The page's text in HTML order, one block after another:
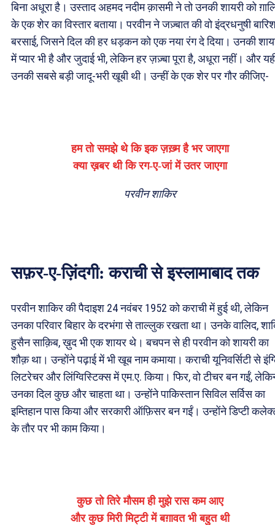
बिना अधूरा है। उस्ताद अहमद नदीम क़ासमी ने तो उनकी शायरी को
के एक शेर का विस्तार बताया। परवीन ने जज़्बात की वो इंद्रधनुषी
बरसाई, जिसने दिल की हर धड़कन को एक नया रंग दे दिया। उनकी
में प्यार भी है और जुदाई भी, लेकिन हर ज़ज़्बा पूरा है, अधूरा नहीं। और
उनकी सबसे बड़ी जादू-भरी खूबी थी। उन्हीं के एक शेर पर गौर कीजिए-
हम तो समझे थे कि इक ज़ख़्म है भर जाएगा
क्या ख़बर थी कि रग-ए-जां में उतर जाएगा
परवीन शाकिर
सफ़र-ए-ज़िंदगी: कराची से इस्लामाबाद तक
परवीन शाकिर की पैदाइश 24 नवंबर 1952 को कराची में हुई थी, लेकिन
उनका परिवार बिहार के दरभंगा से ताल्लुक रखता था। उनके वालिद,
हुसैन साक़िब, ख़ुद भी एक शायर थे। बचपन से ही परवीन को शायरी का
शौक़ था। उन्होंने पढ़ाई में भी खूब नाम कमाया। कराची यूनिवर्सिटी से
लिटरेचर और लिंग्विस्टिक्स में एम.ए. किया। फिर, वो टीचर बन गईं,
उनका दिल कुछ और चाहता था। उन्होंने पाकिस्तान सिविल सर्विस का
इम्तिहान पास किया और सरकारी ऑफ़िसर बन गईं। उन्होंने डिप्टी
के तौर पर भी काम किया।
कुछ तो तिरे मौसम ही मुझे रास कम आए
और कुछ मिरी मिट्टी में बग़ावत भी बहुत थी